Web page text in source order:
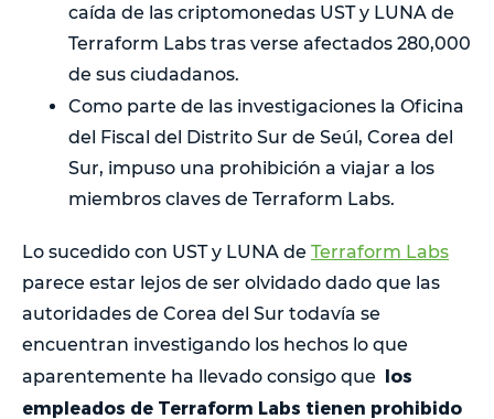
caída de las criptomonedas UST y LUNA de
Terraform Labs tras verse afectados 280,000
de sus ciudadanos.
Como parte de las investigaciones la Oficina
del Fiscal del Distrito Sur de Seúl, Corea del
Sur, impuso una prohibición a viajar a los
miembros claves de Terraform Labs.
Lo sucedido con UST y LUNA de Terraform Labs
parece estar lejos de ser olvidado dado que las
autoridades de Corea del Sur todavía se
encuentran investigando los hechos lo que
aparentemente ha llevado consigo que los
empleados de Terraform Labs tienen prohibido